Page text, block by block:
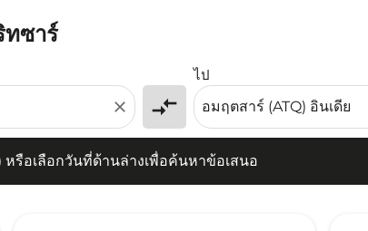
ทซาร์
close compare_arrows
ไป
รือเลือกวันที่ด้านล่างเพื่อค้นหาข้อเสนอ
อเลือกวันที่ด้านล่างเพื่อค้นหาข้อเสนอ